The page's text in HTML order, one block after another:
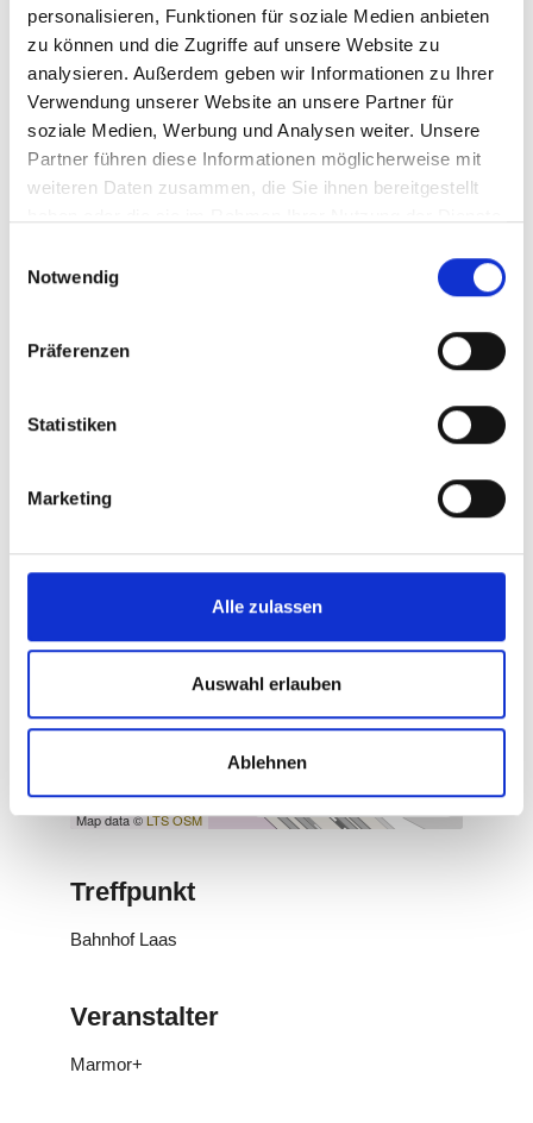
personalisieren, Funktionen für soziale Medien anbieten
zu können und die Zugriffe auf unsere Website zu
analysieren. Außerdem geben wir Informationen zu Ihrer
Verwendung unserer Website an unsere Partner für
soziale Medien, Werbung und Analysen weiter. Unsere
Partner führen diese Informationen möglicherweise mit
weiteren Daten zusammen, die Sie ihnen bereitgestellt
Notwendig
Präferenzen
Statistiken
Marketing
Alle zulassen
Auswahl erlauben
Ablehnen
10 12 13 15
17 18 19 20 21 22 23
24 25 26 27 28 29 30
31 1 2 3 4 5 6
12.08.2026
10:30 - 13:00
Veranstaltungsort
Bahnhofstraße
info@marmorplus.it
Map data ©LTSOSM
Route berechnen
Treffpunkt
Bahnhof Laas
Veranstalter
Marmor+